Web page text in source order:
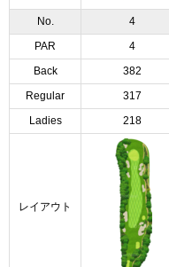
No. 4
PAR 4
Back 382
Regular 317
Ladies 218
レイアウト